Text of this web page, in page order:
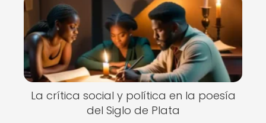
La crítica social y política en la poesía
del Siglo de Plata